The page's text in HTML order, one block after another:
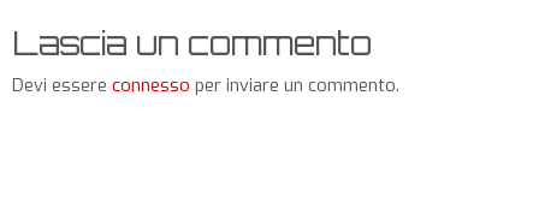
Lascia un commento
Devi essere connesso per inviare un commento.